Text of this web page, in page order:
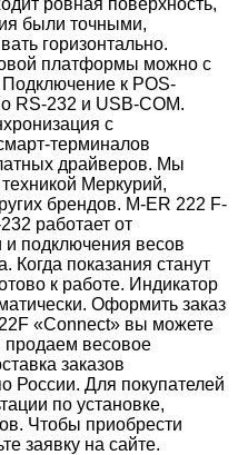
были точными,
горизонтально.
платформы можно с
к POS-
RS-232 и USB-COM.
с
терминалов
драйверов. Мы
Меркурий,
брендов. M-ER 222 F-
работает от
и подключения весов
Когда показания станут
к работе. Индикатор
Оформить заказ
«Connect» вы можете
продаем весовое
заказов
России. Для покупателей
по установке,
Чтобы приобрести
заявку на сайте.